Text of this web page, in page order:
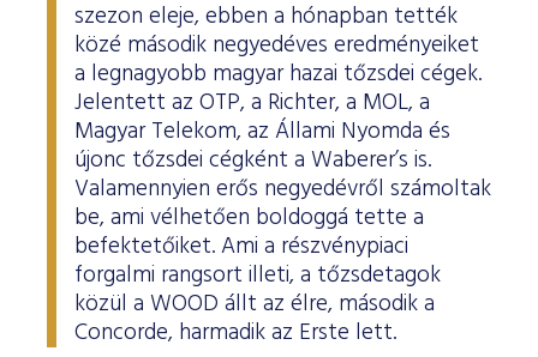
szezon eleje, ebben a hónapban tették
közé második negyedéves eredményeiket
a legnagyobb magyar hazai tőzsdei cégek.
Jelentett az OTP, a Richter, a MOL, a
Magyar Telekom, az Állami Nyomda és
újonc tőzsdei cégként a Waberer’s is.
Valamennyien erős negyedévről számoltak
be, ami vélhetően boldoggá tette a
befektetőiket. Ami a részvénypiaci
forgalmi rangsort illeti, a tőzsdetagok
közül a WOOD állt az élre, második a
Concorde, harmadik az Erste lett.